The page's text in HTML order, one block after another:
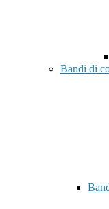
Bandi di